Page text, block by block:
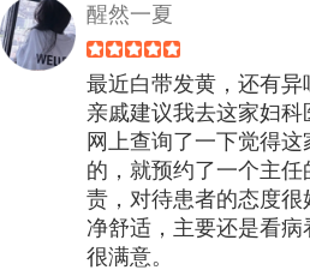
醒然一夏
最近白带发黄，还有异
亲戚建议我去这家妇
网上查询了一下觉得
的，就预约了一个主
责，对待患者的态度
净舒适，主要还是看
很满意。